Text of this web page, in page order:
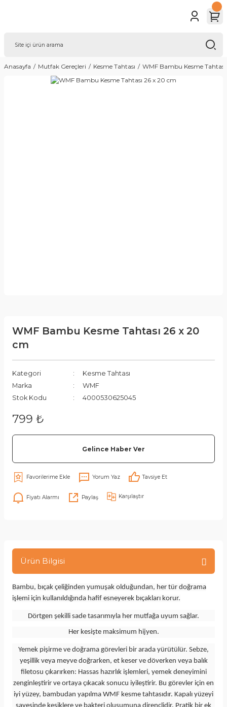
Anasayfa Mutfak Gereçleri Kesme Tahtası WMF Bambu Kesme
WMF Bambu Kesme Tahtası 26 x 20
cm
Kategori
Kesme Tahtası
Marka
WMF
Stok Kodu
4000530625045
799 ₺
Gelince Haber Ver
Yorum Yaz Tavsiye Et
Fiyatı Alarmı Paylaş Karşılaştır
Ürün Bilgisi
Bambu, bıçak çeliğinden yumuşak olduğundan, her tür doğrama
işlemi için kullanıldığında hafif esneyerek bıçakları korur.
Dörtgen şekilli sade tasarımıyla her mutfağa uyum sağlar.
Her kesişte maksimum hijyen.
Yemek pişirme ve doğrama görevleri bir arada yürütülür. Sebze,
yeşillik veya meyve doğrarken, et keser ve döverken veya balık
filetosu çıkarırken: Hassas hazırlık işlemleri, yemek deneyimini
zenginleştirir ve ortaya çıkacak sonucu iyileştirir. Bu görevler için en
iyi yüzey, bambudan yapılma WMF kesme tahtasıdır. Kapalı yüzeyi